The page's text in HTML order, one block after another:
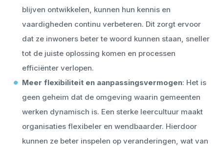
blijven ontwikkelen, kunnen hun kennis en
vaardigheden continu verbeteren. Dit zorgt ervoor
dat ze inwoners beter te woord kunnen staan, sneller
tot de juiste oplossing komen en processen
efficiënter verlopen.
Meer flexibiliteit en aanpassingsvermogen: Het is
geen geheim dat de omgeving waarin gemeenten
werken dynamisch is. Een sterke leercultuur maakt
organisaties flexibeler en wendbaarder. Hierdoor
kunnen ze beter inspelen op veranderingen, wat van